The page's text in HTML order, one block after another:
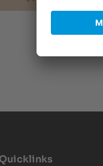
Quicklinks